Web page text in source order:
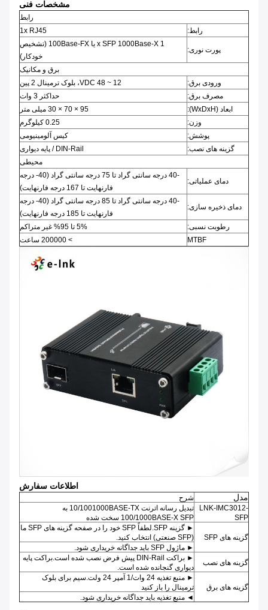
مشخصات فنی
رابط
رابط:
1x RJ45
پورت نوری:
1 x SFP 1000Base-X یا 100Base-FX (تشخیص
خودکار)
برق و مکانیک
ورودی برق:
12 ~ 48 VDC، بلوک ترمینال 2 پین
مصرف برق:
حداکثر 3 وات
ابعاد (WxDxH):
95 × 70 × 30 میلی متر
وزن:
0.25 کیلوگرم
پوشش:
کیس آلومینیومی
گزینه های نصب:
DIN-Rail / پایه دیواری
محیطی
دمای عملیاتی:
-40 درجه سانتی گراد تا 75 درجه سانتی گراد (40- درجه
فارنهایت تا 167 درجه فارنهایت)
دمای ذخیره سازی:
-40 درجه سانتی گراد تا 85 درجه سانتی گراد (40- درجه
فارنهایت تا 185 درجه فارنهایت)
رطوبت نسبی:
5% تا 95% غیر متراکم
MTBF
> 200000 ساعت
اطلاعات سفارش
مدل
شرح
LNK-IMC3012-
SFP
تبدیل رسانه اترنت 10/1001000BASE-TX به
100/1000BASE-X SFP سخت شده
گزینه های SFP
► گزینه SFP.لطفاً SFP خود را در صفحه گزینه های SFP ما
(SFP صنعتی) انتخاب کنید.
► ماژول SFP باید جداگانه خریداری شود.
گزینه های نصب
► براکت DIN-Rail پیش فرض نصب شده است.براکت پایه
دیواری گنجانده شده است.
گزینه های برق
► منبع تغذیه 24 وات/1 آمپر 24 ولت.سیم برای بلوک
ترمینال را باز کنید
◄ منبع تغذیه باید جداگانه خریداری شود.